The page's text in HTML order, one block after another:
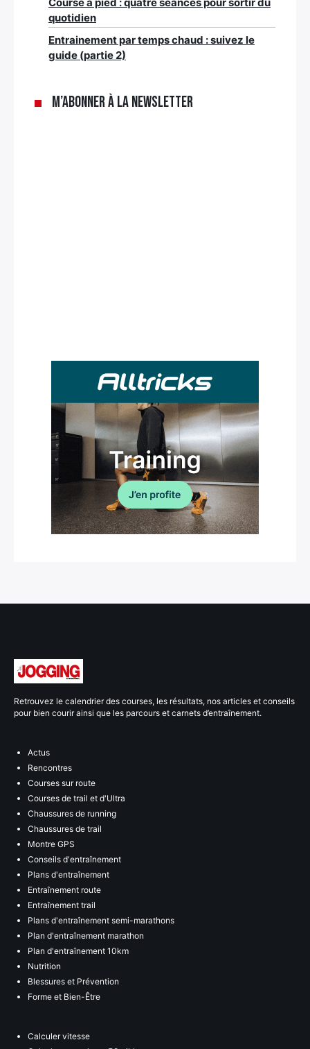
quotidien
Entrainement par temps chaud : suivez le
guide (partie 2)
M’abonner à la newsletter
Retrouvez le calendrier des courses, les résultats, nos articles et conseils
pour bien courir ainsi que les parcours et carnets d’entraînement.
Actus
Rencontres
Courses sur route
Courses de trail et d'Ultra
Chaussures de running
Chaussures de trail
Montre GPS
Conseils d'entraînement
Plans d'entraînement
Entraînement route
Entraînement trail
Plans d'entraînement semi-marathons
Plan d'entraînement marathon
Plan d'entraînement 10km
Nutrition
Blessures et Prévention
Forme et Bien-Être
Calculer vitesse